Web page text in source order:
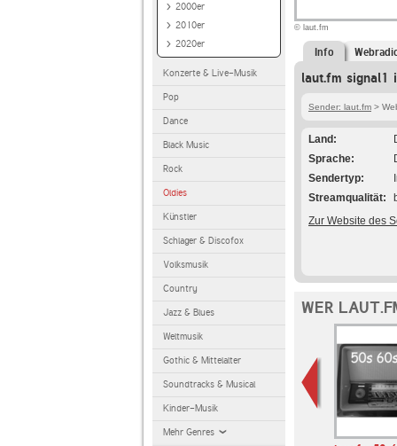
2000er
2010er
2020er
Konzerte & Live-Musik
Pop
Dance
Black Music
Rock
Oldies
Künstler
Schlager & Discofox
Volksmusik
Country
Jazz & Blues
Weltmusik
Gothic & Mittelalter
Soundtracks & Musical
Kinder-Musik
Mehr Genres
© laut.fm
Info
laut.fm signal1
Sender: laut.fm >
Land
Sprache
Sendertyp
Streamqualität
Zur Website des
WER